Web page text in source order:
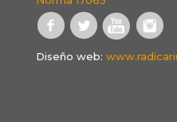
Diseño web: